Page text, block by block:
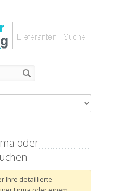
oder
Ihre detaillierte